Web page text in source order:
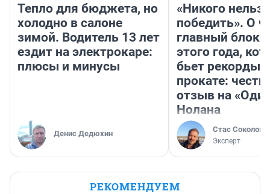
Тепло для бюджета, но
холодно в салоне
зимой. Водитель 13 лет
ездит на электрокаре:
плюсы и минусы
Денис Дедюхин
«Никого нельзя
победить». О
главный
этого года,
бьет рекорды в
прокате:
отзыв на
Нолана
Стас Соколов
Эксперт
РЕКОМЕНДУЕМ